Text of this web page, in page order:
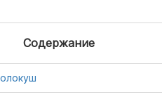
Содержание